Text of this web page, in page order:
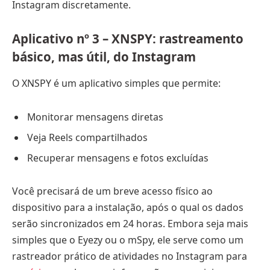
Instagram discretamente.
Aplicativo nº 3 – XNSPY: rastreamento
básico, mas útil, do Instagram
O XNSPY é um aplicativo simples que permite:
Monitorar mensagens diretas
Veja Reels compartilhados
Recuperar mensagens e fotos excluídas
Você precisará de um breve acesso físico ao
dispositivo para a instalação, após o qual os dados
serão sincronizados em 24 horas. Embora seja mais
simples que o Eyezy ou o mSpy, ele serve como um
rastreador prático de atividades no Instagram para